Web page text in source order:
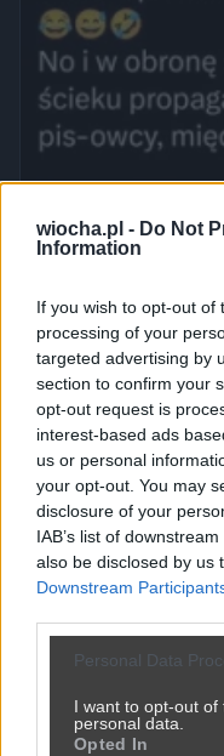
wiocha.pl - Do Not
Information
If you wish to opt-out of
processing of your
targeted advertising by
section to confirm your
opt-out request is
interest-based ads
us or personal
your opt-out. You may
disclosure of your
IAB’s list of
also be disclosed by us
Downstream
Personal Data
I want to opt-out
personal data.
Opted In